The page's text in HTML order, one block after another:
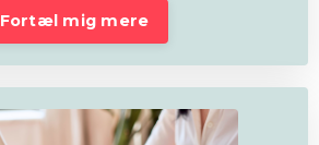
Fortæl mig mere